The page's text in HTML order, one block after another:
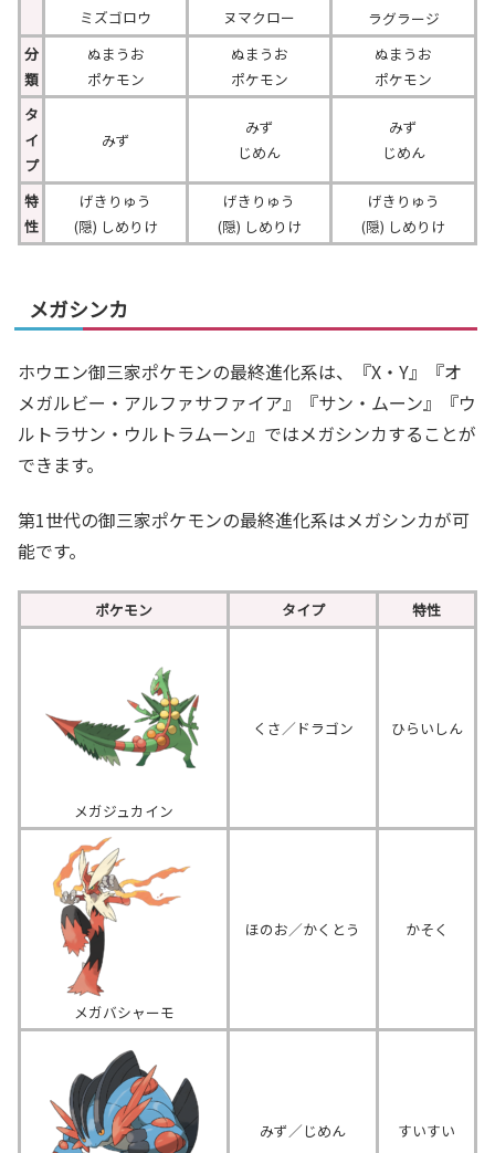
ミズゴロウ
ヌマクロー
ラグラージ
分
類
ぬまうお
ポケモン
ぬまうお
ポケモン
ぬまうお
ポケモン
タ
イ
プ
みず
みず
じめん
みず
じめん
特
性
げきりゅう
(隠) しめりけ
げきりゅう
(隠) しめりけ
げきりゅう
(隠) しめりけ
メガシンカ
ホウエン御三家ポケモンの最終進化系は、『X・Y』『オ
メガルビー・アルファサファイア』『サン・ムーン』『ウ
ルトラサン・ウルトラムーン』ではメガシンカすることが
できます。
第1世代の御三家ポケモンの最終進化系はメガシンカが可
能です。
ポケモン タイプ 特性
メガジュカイン
くさ／ドラゴン ひらいしん
メガバシャーモ
ほのお／かくとう かそく
みず／じめん すいすい